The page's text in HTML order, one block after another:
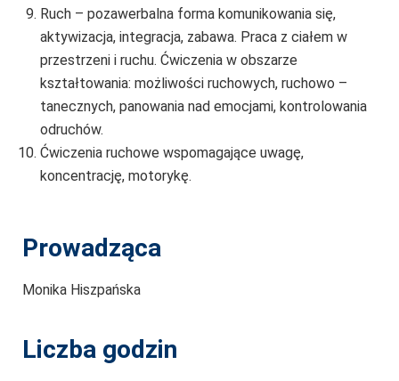
Ruch – pozawerbalna forma komunikowania się,
aktywizacja, integracja, zabawa. Praca z ciałem w
przestrzeni i ruchu. Ćwiczenia w obszarze
kształtowania: możliwości ruchowych, ruchowo –
tanecznych, panowania nad emocjami, kontrolowania
odruchów.
Ćwiczenia ruchowe wspomagające uwagę,
koncentrację, motorykę.
Prowadząca
Monika Hiszpańska
Liczba godzin